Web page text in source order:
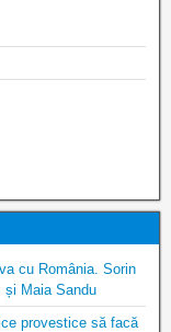
cu România. Sorin
și Maia Sandu
provestice să facă